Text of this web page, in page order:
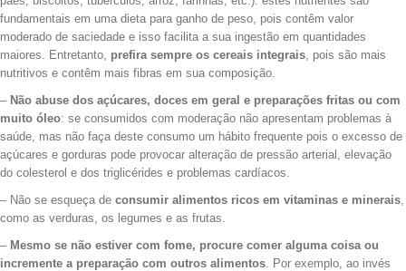
fundamentais em uma dieta para ganho de peso, pois contêm valor
moderado de saciedade e isso facilita a sua ingestão em quantidades
maiores. Entretanto, prefira sempre os cereais integrais, pois são mais
nutritivos e contêm mais fibras em sua composição.
– Não abuse dos açúcares, doces em geral e preparações fritas ou com
muito óleo: se consumidos com moderação não apresentam problemas à
saúde, mas não faça deste consumo um hábito frequente pois o excesso de
açúcares e gorduras pode provocar alteração de pressão arterial, elevação
do colesterol e dos triglicérides e problemas cardíacos.
– Não se esqueça de consumir alimentos ricos em vitaminas e minerais,
como as verduras, os legumes e as frutas.
– Mesmo se não estiver com fome, procure comer alguma coisa ou
incremente a preparação com outros alimentos. Por exemplo, ao invés